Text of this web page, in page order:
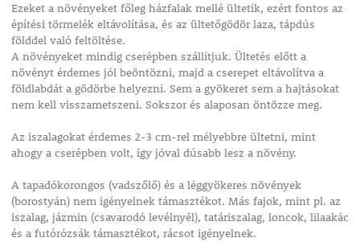
Ezeket a növényeket főleg házfalak mellé ültetik, ezért fontos az
építési törmelék eltávolítása, és az ültetőgödör laza, tápdús
földdel való feltöltése.
A növényeket mindig cserépben szállítjuk. Ültetés előtt a
növényt érdemes jól beöntözni, majd a cserepet eltávolítva a
földlabdát a gödörbe helyezni. Sem a gyökeret sem a hajtásokat
nem kell visszametszeni. Sokszor és alaposan öntözze meg.
Az iszalagokat érdemes 2-3 cm-rel mélyebbre ültetni, mint
ahogy a cserépben volt, így jóval dúsabb lesz a növény.
A tapadókorongos (vadszőlő) és a léggyökeres növények
(borostyán) nem igényelnek támasztékot. Más fajok, mint pl. az
iszalag, jázmin (csavarodó levélnyél), tatáriszalag, loncok, lilaakác
és a futórózsák támasztékot, rácsot igényelnek.